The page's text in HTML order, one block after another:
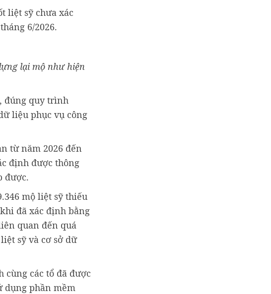
liệt sỹ chưa xác
6/2026.
lại mộ như hiện
đúng quy trình
liệu phục vụ công
từ năm 2026 đến
định được thông
được.
mộ liệt sỹ thiếu
đã xác định bằng
quan đến quá
sỹ và cơ sở dữ
cùng các tổ đã được
dụng phần mềm